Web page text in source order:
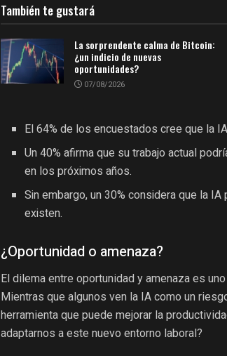
También te gustará
La sorprendente calma de Bitcoin:
¿un indicio de nuevas
oportunidades?
07/08/2026
El 64% de los encuestados cree que la
Un 40% afirma que su trabajo actual
en los próximos años.
Sin embargo, un 30% considera que la
existen.
¿Oportunidad o amenaza?
El dilema entre oportunidad y amenaza es
Mientras que algunos ven la IA como un
herramienta que puede mejorar la
adaptarnos a este nuevo entorno laboral?